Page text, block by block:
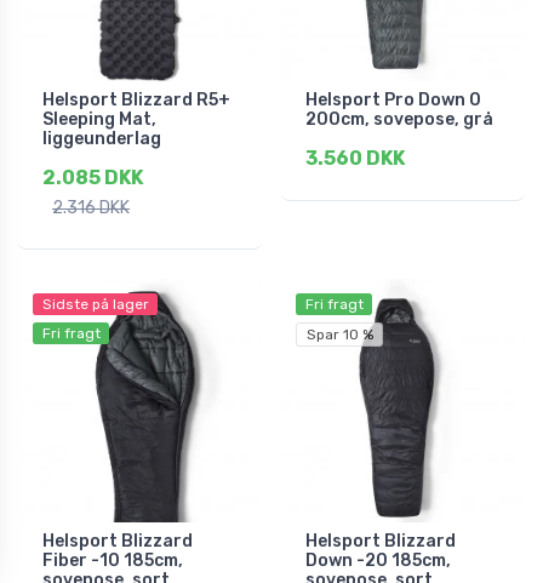
Helsport Blizzard R5+
Sleeping Mat,
liggeunderlag
2.085 DKK
2.316 DKK
Helsport Pro Down 0
200cm, sovepose, grå
3.560 DKK
Sidste på lager
Fri fragt
Helsport Blizzard
Fiber -10 185cm,
Fri fragt
Spar 10 %
Helsport Blizzard
Down -20 185cm,